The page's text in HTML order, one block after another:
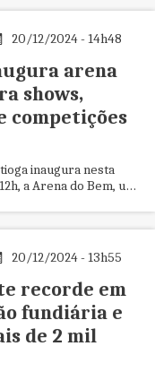
20/12/2024 - 14h48
arena
shows,
competições
inaugura nesta
a Arena do Bem, um
20/12/2024 - 13h55
recorde em
fundiária e
de 2 mil